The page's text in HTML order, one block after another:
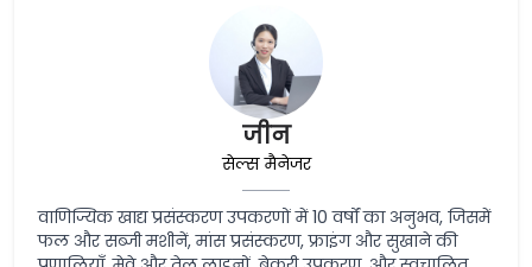
जीन
सेल्स मैनेजर
वाणिज्यिक खाद्य प्रसंस्करण उपकरणों में 10 वर्षों का अनुभव, जिसमें
फल और सब्जी मशीनें, मांस प्रसंस्करण, फ्राइंग और सुखाने की